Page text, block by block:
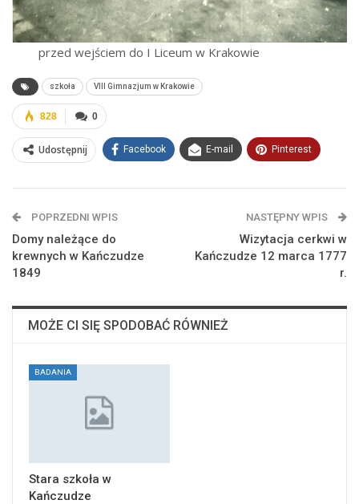
przed wejściem do I Liceum w Krakowie
szkoła VIII Gimnazjum w Krakowie
0
828
Udostępnij Facebook E-mail Pinterest
POPRZEDNI WPIS
Domy należące do
krewnych w Kańczudze
1849
NASTĘPNY WPIS
Wizytacja cerkwi w
Kańczudze 12 marca 1777
r.
MOŻE CI SIĘ SPODOBAĆ RÓWNIEŻ
BADANIA
Stara szkoła w
Kańczudze